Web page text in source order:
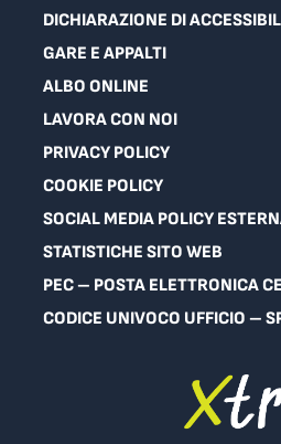
DICHIARAZIONE DI
GARE E APPALTI
ALBO ONLINE
LAVORA CON NOI
PRIVACY POLICY
COOKIE POLICY
SOCIAL MEDIA POLICY
STATISTICHE SITO WEB
PEC – POSTA ELETTRONICA
CODICE UNIVOCO UFFICIO –